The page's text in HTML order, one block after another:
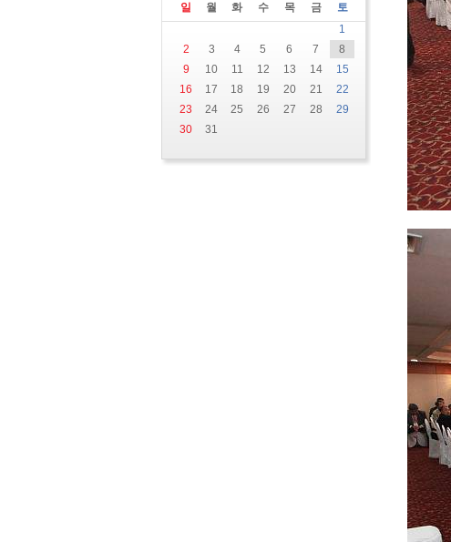
일 월 화 수 목 금
토
1
2
3 4 5 6 7
8
9
10 11 12 13 14
15
16
17 18 19 20 21
22
23
24 25 26 27 28
29
30
31